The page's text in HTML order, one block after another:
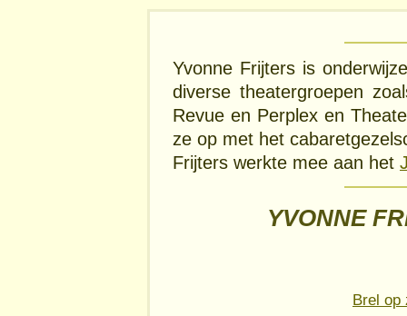
Yvonne Frijters is
diverse theatergroepen
Revue en Perplex en
ze op met het
Frijters werkte mee aan het
YVONNE
Brel op